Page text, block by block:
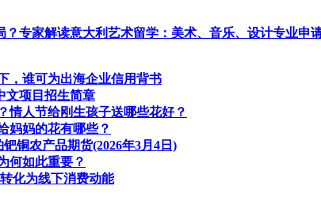
？专家解读意大利艺术留学：美术、音乐、设计专业申
，谁可为出海企业信用背书
文项目招生简章
情人节给刚生孩子送哪些花好？
妈妈的花有哪些？
铜农产品期货(2026年3月4日)
何如此重要？
化为线下消费动能